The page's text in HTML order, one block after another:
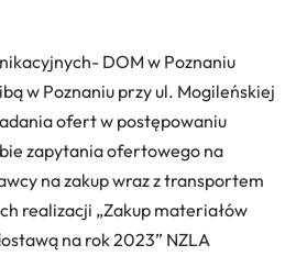
DOM w Poznaniu
w Poznaniu przy ul. Mogileńskiej
ofert w postępowaniu
zapytania ofertowego na
na zakup wraz z transportem
realizacji „Zakup materiałów
na rok 2023” NZLA